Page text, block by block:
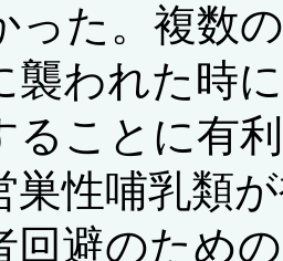
った。複数
襲われた時
ることに有
巣性哺乳類
回避のため